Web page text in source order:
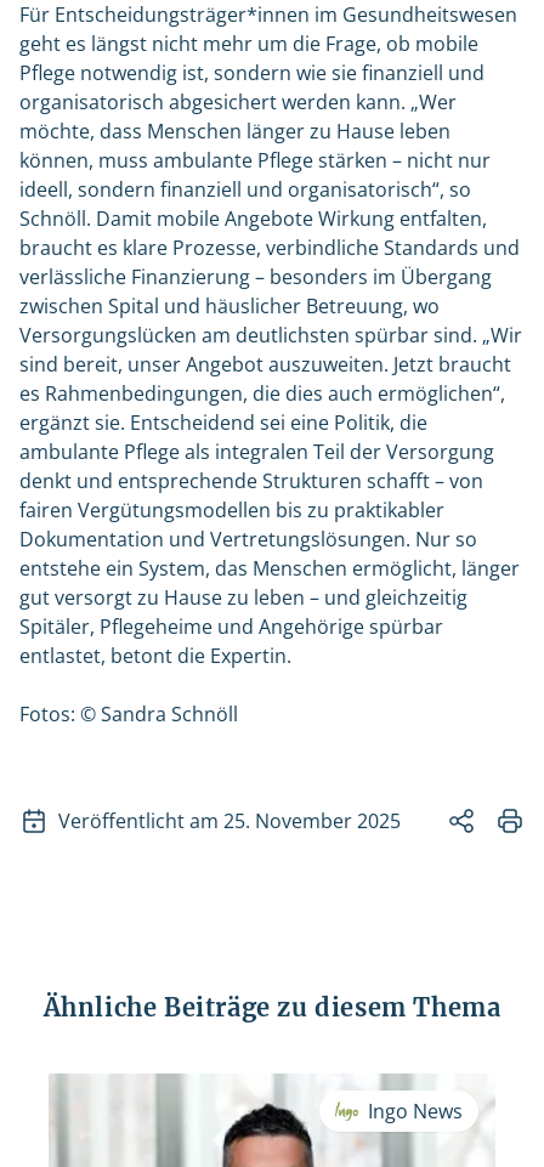
Für Entscheidungsträger*innen im Gesundheitswesen
geht es längst nicht mehr um die Frage, ob mobile
Pflege notwendig ist, sondern wie sie finanziell und
organisatorisch abgesichert werden kann. „Wer
möchte, dass Menschen länger zu Hause leben
können, muss ambulante Pflege stärken – nicht nur
ideell, sondern finanziell und organisatorisch“, so
Schnöll. Damit mobile Angebote Wirkung entfalten,
braucht es klare Prozesse, verbindliche Standards und
verlässliche Finanzierung – besonders im Übergang
zwischen Spital und häuslicher Betreuung, wo
Versorgungslücken am deutlichsten spürbar sind. „Wir
sind bereit, unser Angebot auszuweiten. Jetzt braucht
es Rahmenbedingungen, die dies auch ermöglichen“,
ergänzt sie. Entscheidend sei eine Politik, die
ambulante Pflege als integralen Teil der Versorgung
denkt und entsprechende Strukturen schafft – von
fairen Vergütungsmodellen bis zu praktikabler
Dokumentation und Vertretungslösungen. Nur so
entstehe ein System, das Menschen ermöglicht, länger
gut versorgt zu Hause zu leben – und gleichzeitig
Spitäler, Pflegeheime und Angehörige spürbar
entlastet, betont die Expertin.
Fotos: © Sandra Schnöll
Veröffentlicht am 25. November 2025
Ähnliche Beiträge zu diesem Thema
Ingo News